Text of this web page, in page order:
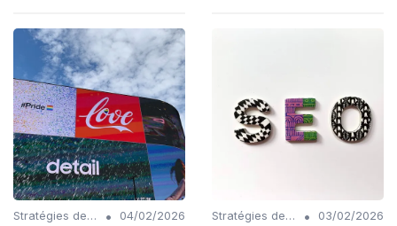
Stratégies de contenu basées sur l'IA •
04/02/2026
Stratégies de contenu basées sur l'IA •
03/02/2026